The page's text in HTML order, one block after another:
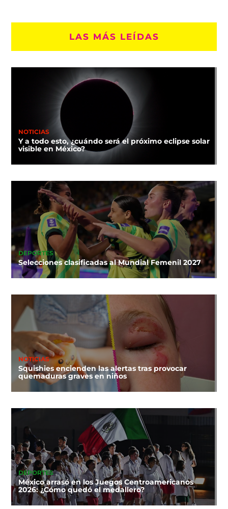
LAS MÁS LEÍDAS
NOTICIAS
Y a todo esto, ¿cuándo será el próximo eclipse solar
visible en México?
DEPORTES
Selecciones clasificadas al Mundial Femenil 2027
NOTICIAS
Squishies encienden las alertas tras provocar
quemaduras graves en niños
DEPORTES
México arrasó en los Juegos Centroamericanos
2026: ¿Cómo quedó el medallero?